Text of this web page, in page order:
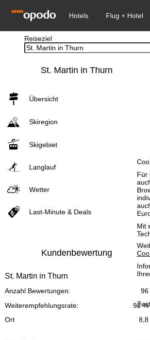
Für
Mit
Reiseziel
St. Martin in Thurn
Übersicht
Skiregion
Skigebiet
Langlauf
Wetter
Last-Minute & Deals
Kundenbewertung
St. Martin in Thurn
96
Anzahl Bewertungen:
92 %
Weiterempfehlungsrate:
Ort
8,8